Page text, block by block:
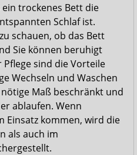
trockenes Bett die
Schlaf ist.
schauen, ob das Bett
Sie können beruhigt
sind die Vorteile
Wechseln und Waschen
Maß beschränkt und
ablaufen. Wenn
Einsatz kommen, wird die
als auch im